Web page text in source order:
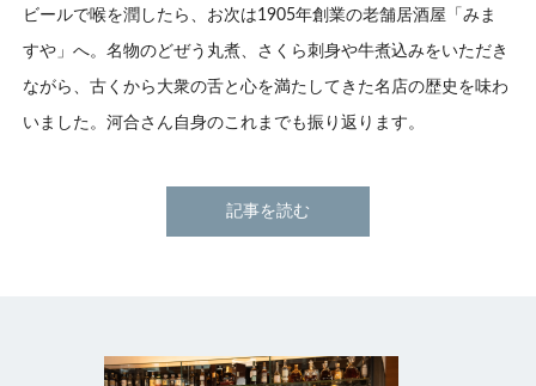
ビールで喉を潤したら、お次は1905年創業の老舗居酒屋「みま
すや」へ。名物のどぜう丸煮、さくら刺身や牛煮込みをいただき
ながら、古くから大衆の舌と心を満たしてきた名店の歴史を味わ
いました。河合さん自身のこれまでも振り返ります。
記事を読む